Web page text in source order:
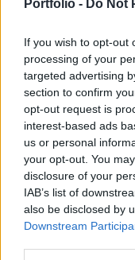
Portfolio - Do Not
If you wish to opt-out
processing of your
targeted advertising
section to confirm
opt-out request is
interest-based ads
us or personal
your opt-out. You
disclosure of your
IAB’s list of
also be disclosed by
Downstream
Csütörtök reggel
szemben, ez
árfolyammal. Immár
körüli tartományból
továbbra is hiányzik
278,32-nél járt, míg
régiós
KEDVES
A keresett cikk a